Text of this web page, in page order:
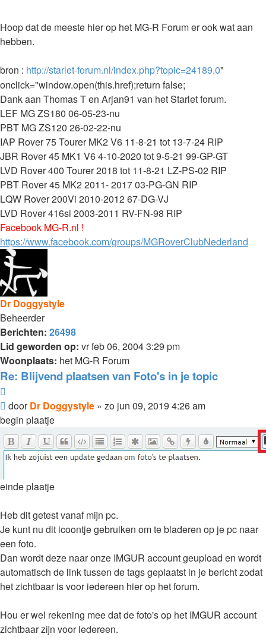
Hoop dat de meeste hier op het MG-R Forum er ook wat aan
hebben.
bron : http://starlet-forum.nl/index.php?topic=24189.0"
onclick="window.open(this.href);return false;
Dank aan Thomas T en Arjan91 van het Starlet forum.
LEF MG ZS180 06-05-23-nu
PBT MG ZS120 26-02-22-nu
IAP Rover 75 Tourer MK2 V6 11-8-21 tot 13-7-24 RIP
JBR Rover 45 MK1 V6 4-10-2020 tot 9-5-21 99-GP-GT
LVD Rover 400 Tourer 2018 tot 11-8-21 LZ-PS-02 RIP
PBT Rover 45 MK2 2011- 2017 03-PG-GN RIP
LQW Rover 200Vi 2010-2012 67-DG-VJ
LVD Rover 416si 2003-2011 RV-FN-98 RIP
Facebook MG-R.nl !
https://www.facebook.com/groups/MGRoverClubNederland
Dr Doggystyle
Beheerder
Berichten: 26498
Lid geworden op: vr feb 06, 2004 3:29 pm
Woonplaats: het MG-R Forum
Re: Blijvend plaatsen van Foto's in je topic
Bericht
doorDr Doggystyle » zo jun 09, 2019 4:26 am
begin plaatje
einde plaatje
Heb dit getest vanaf mijn pc.
Je kunt nu dit icoontje gebruiken om te bladeren op je pc naar
een foto.
Dan wordt deze naar onze IMGUR account geupload en wordt
automatisch de link tussen de tags geplaatst in je bericht zodat
het zichtbaar is voor iedereen hier op het forum.
Hou er wel rekening mee dat de foto's op het IMGUR account
zichtbaar zijn voor iedereen.